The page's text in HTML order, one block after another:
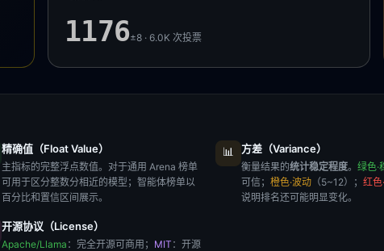
1176±8 · 6.0K次投票
精确值（Float Value）
主指标的完整浮点数值。对于通用 Arena 榜单
可用于区分整数分相近的模型；智能体榜单以
百分比和置信区间展示。
📊 方差（Variance）
衡量结果的统计稳定程度。 绿色·
可信； 橙色·波动 （5~12）； 红色
说明排名还可能明显变化。
开源协议（License）
Apache/Llama ：完全开源可商用； MIT ：开源